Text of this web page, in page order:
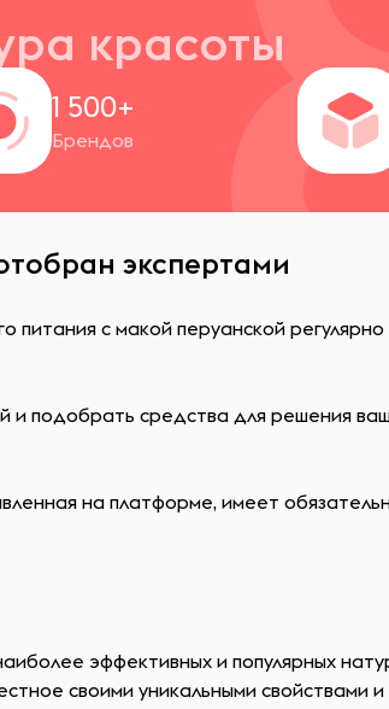
красоты
1 500+
Брендов
экспертами
с макой перуанской регулярно
и подобрать средства для решения
на платформе, имеет
эффективных и популярных
своими уникальными свойствами